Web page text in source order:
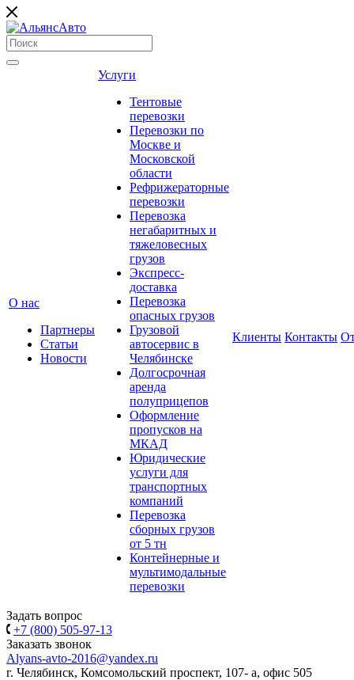
О нас
Партнеры
Статьи
Новости
Услуги
Тентовые
перевозки
Перевозки по
Москве и
Московской
области
Рефрижераторные
перевозки
Перевозка
негабаритных и
тяжеловесных
грузов
Экспресс-
доставка
Перевозка
опасных грузов
Грузовой
автосервис в
Челябинске
Долгосрочная
аренда
полуприцепов
Оформление
пропусков на
МКАД
Юридические
услуги для
транспортных
компаний
Перевозка
сборных грузов
от 5 тн
Контейнерные и
мультимодальные
перевозки
Клиенты Контакты
Задать вопрос
+7 (800) 505-97-13
Заказать звонок
Alyans-avto-2016@yandex.ru
г. Челябинск, Комсомольский проспект, 107- а, офис 505